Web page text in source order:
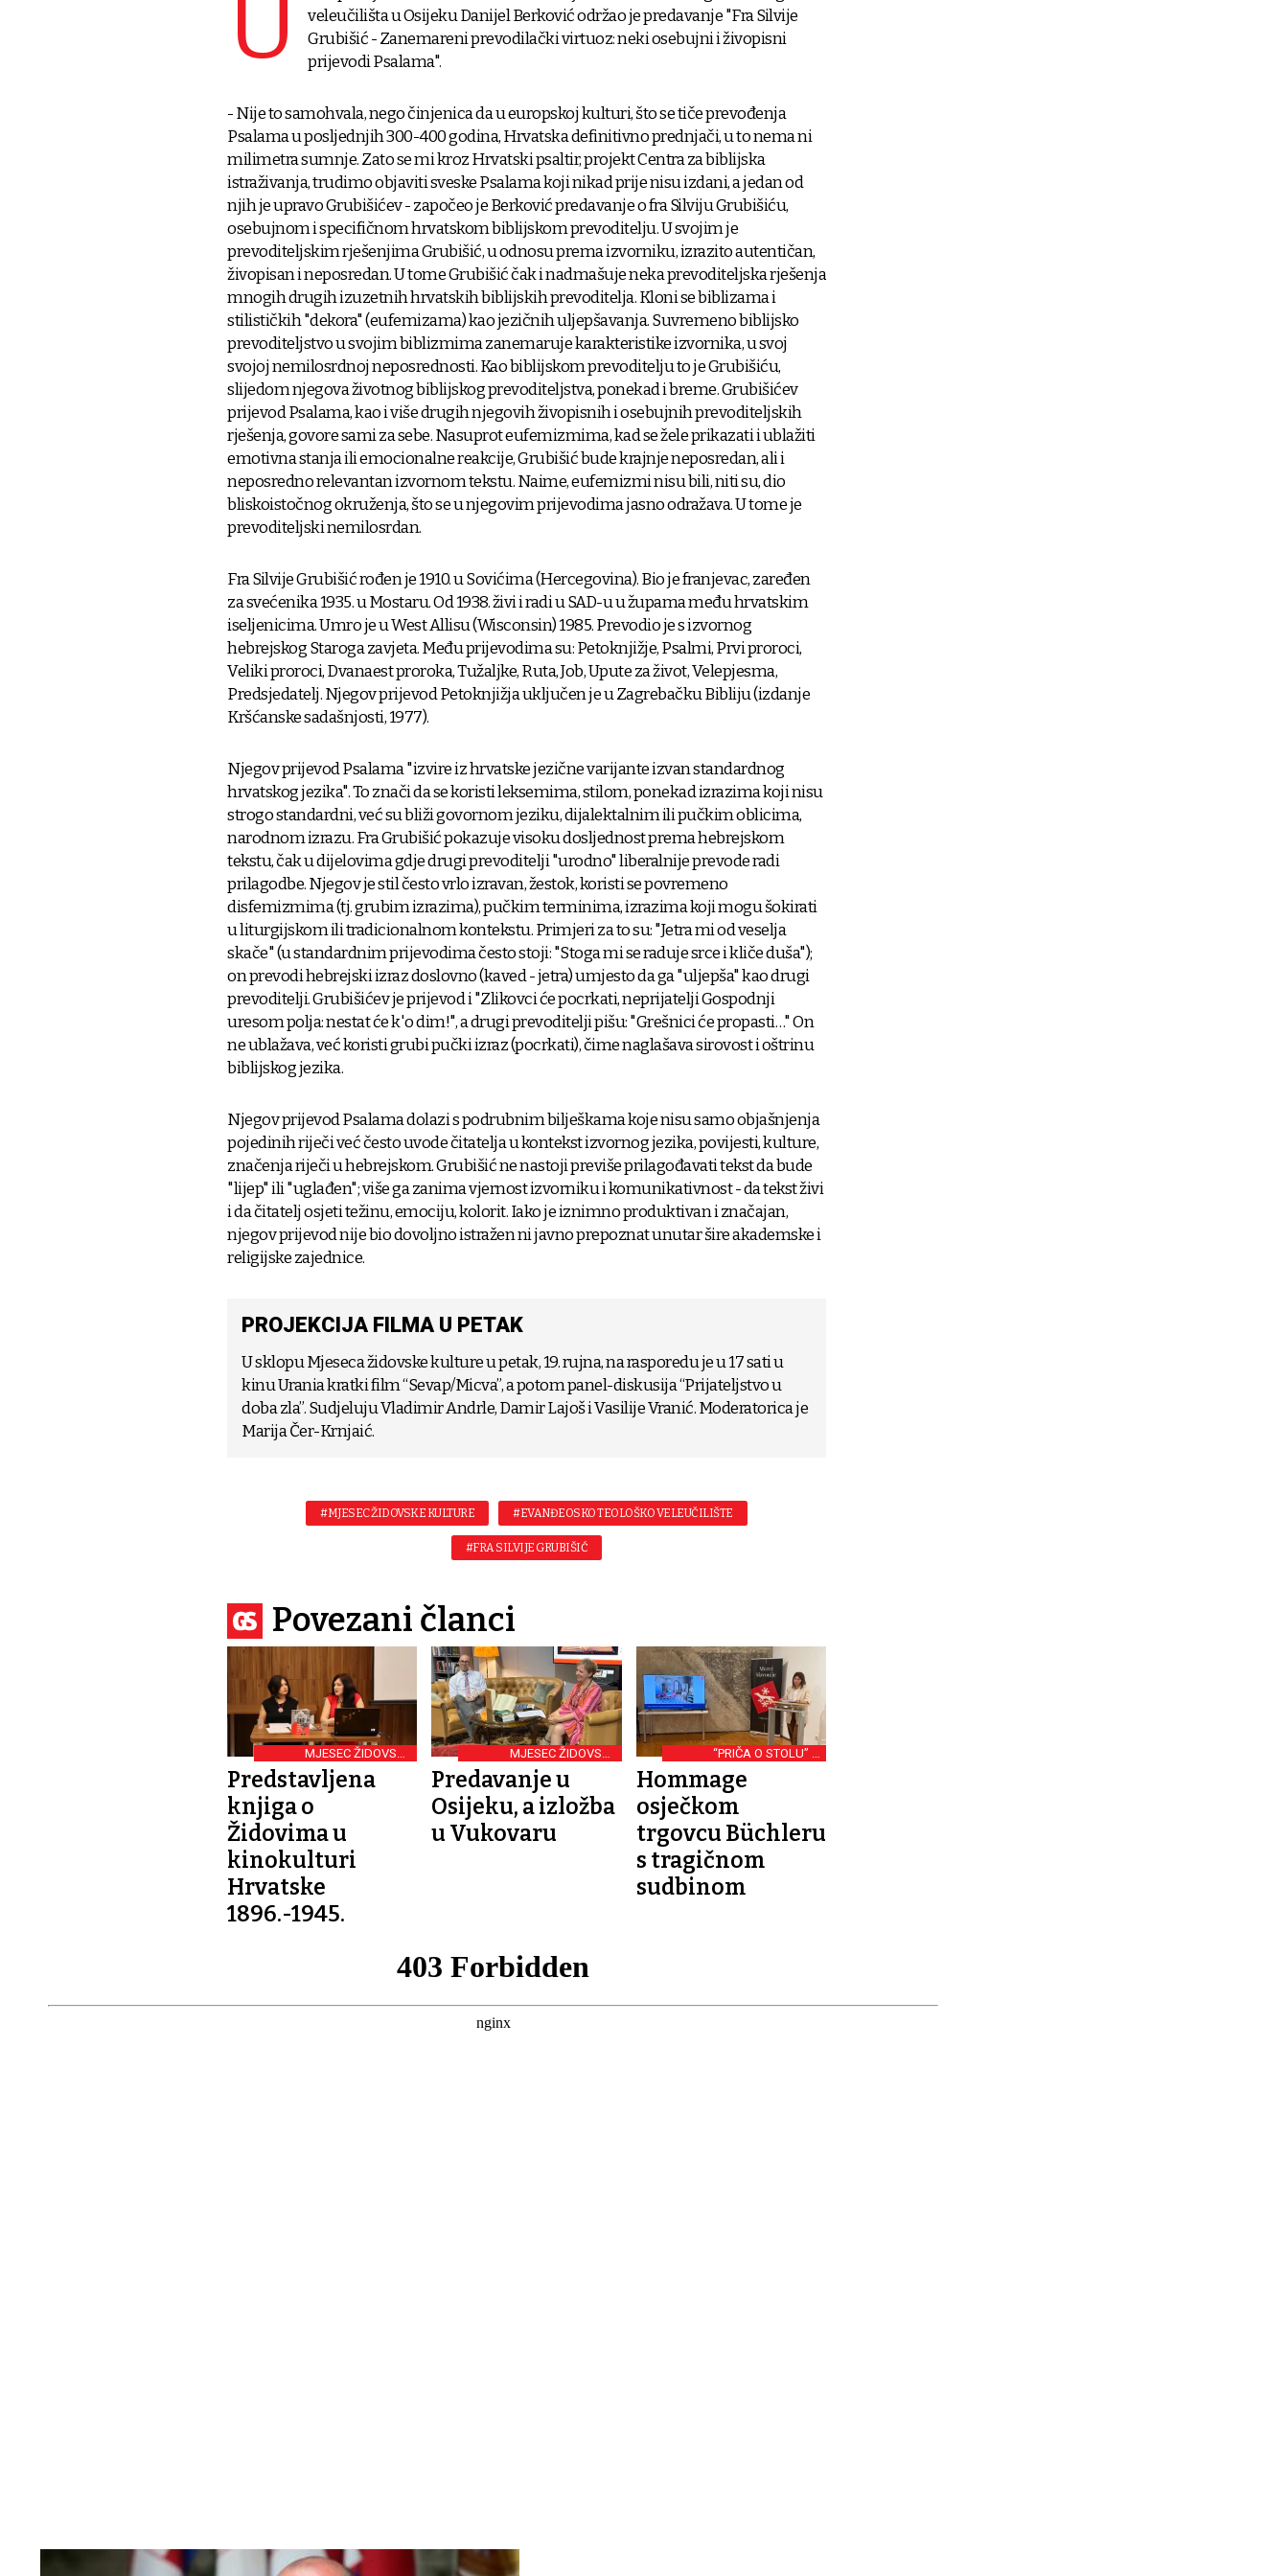
U
veleučilišta u Osijeku Danijel Berković održao je predavanje "Fra Silvije
Grubišić - Zanemareni prevodilački virtuoz: neki osebujni i živopisni
prijevodi Psalama".
- Nije to samohvala, nego činjenica da u europskoj kulturi, što se tiče prevođenja
Psalama u posljednjih 300-400 godina, Hrvatska definitivno prednjači, u to nema ni
milimetra sumnje. Zato se mi kroz Hrvatski psaltir, projekt Centra za biblijska
istraživanja, trudimo objaviti sveske Psalama koji nikad prije nisu izdani, a jedan od
njih je upravo Grubišićev - započeo je Berković predavanje o fra Silviju Grubišiću,
osebujnom i specifičnom hrvatskom biblijskom prevoditelju. U svojim je
prevoditeljskim rješenjima Grubišić, u odnosu prema izvorniku, izrazito autentičan,
živopisan i neposredan. U tome Grubišić čak i nadmašuje neka prevoditeljska rješenja
mnogih drugih izuzetnih hrvatskih biblijskih prevoditelja. Kloni se biblizama i
stilističkih "dekora" (eufemizama) kao jezičnih uljepšavanja. Suvremeno biblijsko
prevoditeljstvo u svojim biblizmima zanemaruje karakteristike izvornika, u svoj
svojoj nemilosrdnoj neposrednosti. Kao biblijskom prevoditelju to je Grubišiću,
slijedom njegova životnog biblijskog prevoditeljstva, ponekad i breme. Grubišićev
prijevod Psalama, kao i više drugih njegovih živopisnih i osebujnih prevoditeljskih
rješenja, govore sami za sebe. Nasuprot eufemizmima, kad se žele prikazati i ublažiti
emotivna stanja ili emocionalne reakcije, Grubišić bude krajnje neposredan, ali i
neposredno relevantan izvornom tekstu. Naime, eufemizmi nisu bili, niti su, dio
bliskoistočnog okruženja, što se u njegovim prijevodima jasno odražava. U tome je
prevoditeljski nemilosrdan.
Fra Silvije Grubišić rođen je 1910. u Sovićima (Hercegovina). Bio je franjevac, zaređen
za svećenika 1935. u Mostaru. Od 1938. živi i radi u SAD-u u župama među hrvatskim
iseljenicima. Umro je u West Allisu (Wisconsin) 1985. Prevodio je s izvornog
hebrejskog Staroga zavjeta. Među prijevodima su: Petoknjižje, Psalmi, Prvi proroci,
Veliki proroci, Dvanaest proroka, Tužaljke, Ruta, Job, Upute za život, Velepjesma,
Predsjedatelj. Njegov prijevod Petoknjižja uključen je u Zagrebačku Bibliju (izdanje
Kršćanske sadašnjosti, 1977).
Njegov prijevod Psalama "izvire iz hrvatske jezične varijante izvan standardnog
hrvatskog jezika". To znači da se koristi leksemima, stilom, ponekad izrazima koji nisu
strogo standardni, već su bliži govornom jeziku, dijalektalnim ili pučkim oblicima,
narodnom izrazu. Fra Grubišić pokazuje visoku dosljednost prema hebrejskom
tekstu, čak u dijelovima gdje drugi prevoditelji "urodno" liberalnije prevode radi
prilagodbe. Njegov je stil često vrlo izravan, žestok, koristi se povremeno
disfemizmima (tj. grubim izrazima), pučkim terminima, izrazima koji mogu šokirati
u liturgijskom ili tradicionalnom kontekstu. Primjeri za to su: "Jetra mi od veselja
skače" (u standardnim prijevodima često stoji: "Stoga mi se raduje srce i kliče duša");
on prevodi hebrejski izraz doslovno (kaved - jetra) umjesto da ga "uljepša" kao drugi
prevoditelji. Grubišićev je prijevod i "Zlikovci će pocrkati, neprijatelji Gospodnji
uresom polja: nestat će k'o dim!", a drugi prevoditelji pišu: "Grešnici će propasti…" On
ne ublažava, već koristi grubi pučki izraz (pocrkati), čime naglašava sirovost i oštrinu
biblijskog jezika.
Njegov prijevod Psalama dolazi s podrubnim bilješkama koje nisu samo objašnjenja
pojedinih riječi već često uvode čitatelja u kontekst izvornog jezika, povijesti, kulture,
značenja riječi u hebrejskom. Grubišić ne nastoji previše prilagođavati tekst da bude
"lijep" ili "uglađen"; više ga zanima vjernost izvorniku i komunikativnost - da tekst živi
i da čitatelj osjeti težinu, emociju, kolorit. Iako je iznimno produktivan i značajan,
njegov prijevod nije bio dovoljno istražen ni javno prepoznat unutar šire akademske i
religijske zajednice.
PROJEKCIJA FILMA U PETAK
U sklopu Mjeseca židovske kulture u petak, 19. rujna, na rasporedu je u 17 sati u
kinu Urania kratki film “Sevap/Micva”, a potom panel-diskusija “Prijateljstvo u
doba zla”. Sudjeluju Vladimir Andrle, Damir Lajoš i Vasilije Vranić. Moderatorica je
Marija Čer-Krnjaić.
#MJESEC ŽIDOVSKE KULTURE #EVANĐEOSKO TEOLOŠKO VELEUČILIŠTE
#FRA SILVIJE GRUBIŠIĆ
Povezani članci
MJESEC ŽIDOVSKE
KULTURE U OSIJEKU
Predstavljena
knjiga o
Židovima u
kinokulturi
Hrvatske
1896.-1945.
MJESEC ŽIDOVSKE
KULTURE
Predavanje u
Osijeku, a izložba
u Vukovaru
“PRIČA O STOLU” U
MUZEJU SLAVONIJE
Hommage
osječkom
trgovcu Büchleru
s tragičnom
sudbinom